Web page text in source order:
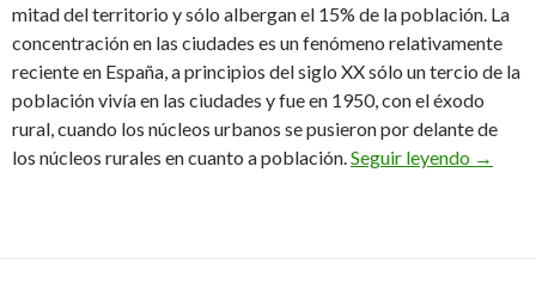
mitad del territorio y sólo albergan el 15% de la población. La
concentración en las ciudades es un fenómeno relativamente
reciente en España, a principios del siglo XX sólo un tercio de la
población vivía en las ciudades y fue en 1950, con el éxodo
rural, cuando los núcleos urbanos se pusieron por delante de
los núcleos rurales en cuanto a población.Seguir leyendo El
→